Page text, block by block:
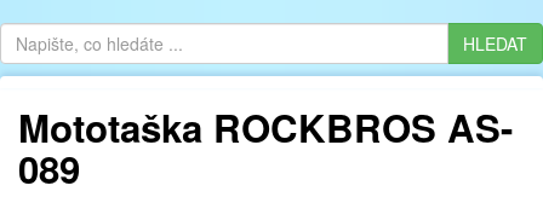
Mototaška ROCKBROS AS-
089